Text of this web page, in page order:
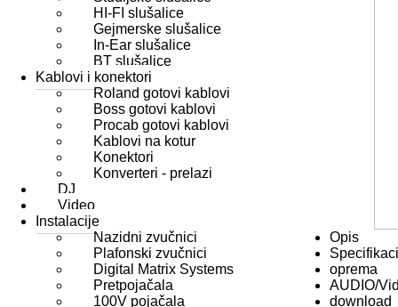
HI-FI slušalice
Gejmerske slušalice
In-Ear slušalice
BT slušalice
Kablovi i konektori
Roland gotovi kablovi
Boss gotovi kablovi
Procab gotovi kablovi
Kablovi na kotur
Konektori
Konverteri - prelazi
DJ
Video
Instalacije
Nazidni zvučnici
Plafonski zvučnici
Digital Matrix Systems
Pretpojačala
100V pojačala
Opis
oprema
AUDIO/
download